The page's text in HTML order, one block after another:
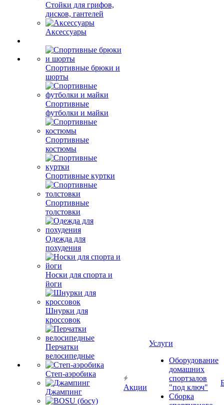
Стойки для грифов,
дисков, гантелей
Аксессуары
Спортивные брюки и
шорты
Спортивные
футболки и майки
Спортивные
костюмы
Спортивные куртки
Спортивные
толстовки
Одежда для
похудения
Носки для спорта и
йоги
Шнурки для
кроссовок
Перчатки
велосипедные
Степ-аэробика
Джампинг
Акции
Услуги
Оборудование
домашних
спортзалов
"под ключ"
Сборка